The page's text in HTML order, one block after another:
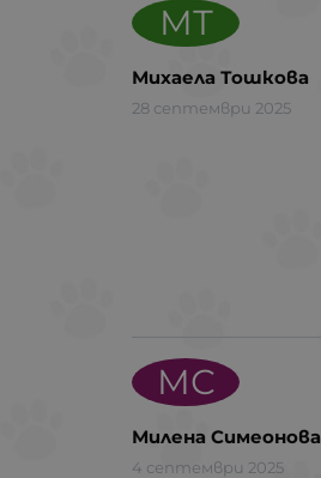
МТ
Михаела Тошкова
28 септември 2025
МС
Милена Симеонова
4 септември 2025